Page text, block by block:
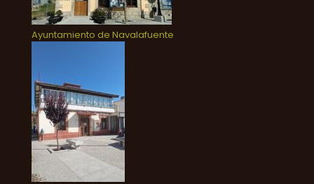
Ayuntamiento de Navalafuente